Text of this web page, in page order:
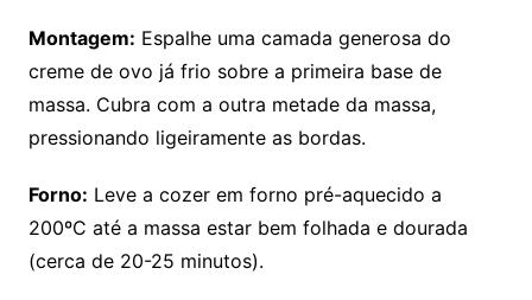
Montagem: Espalhe uma camada generosa do
creme de ovo já frio sobre a primeira base de
massa. Cubra com a outra metade da massa,
pressionando ligeiramente as bordas.
Forno: Leve a cozer em forno pré-aquecido a
200ºC até a massa estar bem folhada e dourada
(cerca de 20-25 minutos).